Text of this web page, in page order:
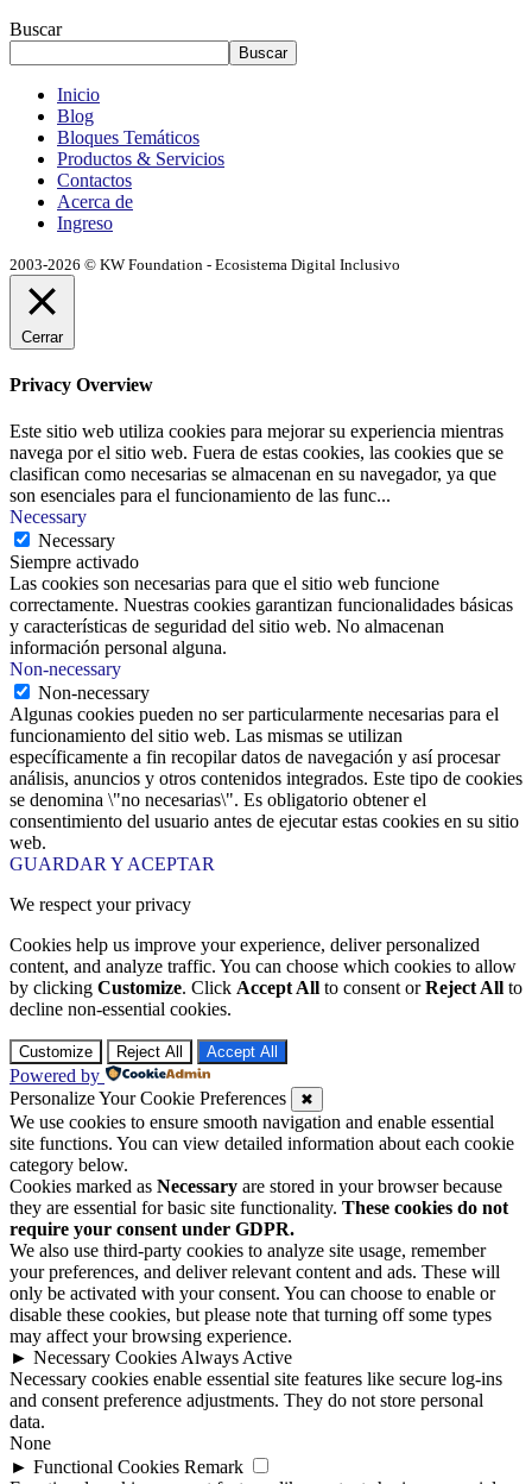
Buscar
Buscar
Inicio
Blog
Bloques Temáticos
Productos & Servicios
Contactos
Acerca de
Ingreso
2003-2026 © KW Foundation - Ecosistema Digital Inclusivo
Cerrar
Privacy Overview
Este sitio web utiliza cookies para mejorar su experiencia mientras
navega por el sitio web. Fuera de estas cookies, las cookies que se
clasifican como necesarias se almacenan en su navegador, ya que
son esenciales para el funcionamiento de las func...
Necessary
Necessary
Siempre activado
Las cookies son necesarias para que el sitio web funcione
correctamente. Nuestras cookies garantizan funcionalidades básicas
y características de seguridad del sitio web. No almacenan
información personal alguna.
Non-necessary
Non-necessary
Algunas cookies pueden no ser particularmente necesarias para el
funcionamiento del sitio web. Las mismas se utilizan
específicamente a fin recopilar datos de navegación y así procesar
análisis, anuncios y otros contenidos integrados. Este tipo de cookies
se denomina \"no necesarias\". Es obligatorio obtener el
consentimiento del usuario antes de ejecutar estas cookies en su sitio
web.
GUARDAR Y ACEPTAR
We respect your privacy
Cookies help us improve your experience, deliver personalized
content, and analyze traffic. You can choose which cookies to allow
by clicking Customize. Click Accept All to consent orReject All to
decline non-essential cookies.
Customize Reject All Accept All
Powered by
Personalize Your Cookie Preferences
✖
We use cookies to ensure smooth navigation and enable essential
site functions. You can view detailed information about each cookie
category below.
Cookies marked as Necessary are stored in your browser because
they are essential for basic site functionality. These cookies do not
require your consent under GDPR.
We also use third-party cookies to analyze site usage, remember
your preferences, and deliver relevant content and ads. These will
only be activated with your consent. You can choose to enable or
disable these cookies, but please note that turning off some types
may affect your browsing experience.
► Necessary Cookies Always Active
Necessary cookies enable essential site features like secure log-ins
and consent preference adjustments. They do not store personal
data.
None
► Functional Cookies Remark